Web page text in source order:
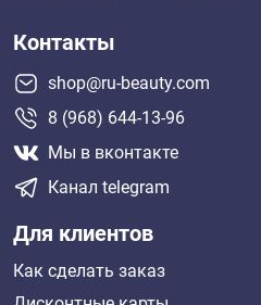
Контакты
shop@ru-beauty.com
8 (968) 644-13-96
Мы в вконтакте
Канал telegram
Для клиентов
Как сделать заказ